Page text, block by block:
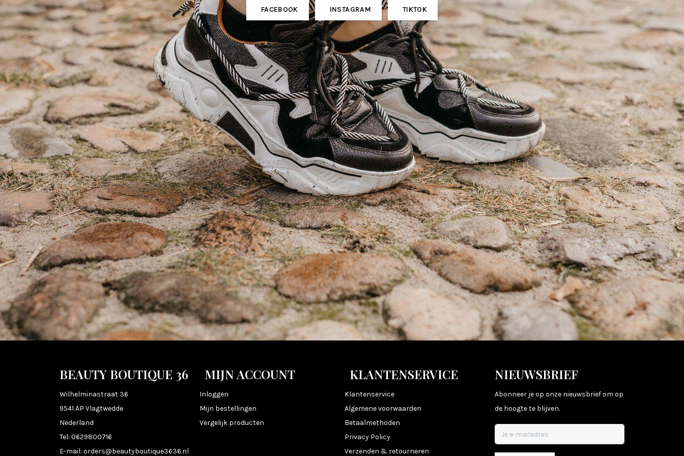
FACEBOOK INSTAGRAM TIKTOK
BEAUTY BOUTIQUE 36
Wilhelminastraat 36
9541 AP Vlagtwedde
Nederland
Tel: 0629800716
E-mail: orders@beautyboutique3636.nl
MIJN ACCOUNT
Inloggen
Mijn bestellingen
Vergelijk producten
KLANTENSERVICE
Klantenservice
Algemene voorwaarden
Betaalmethoden
Privacy Policy
Verzenden & retourneren
NIEUWSBRIEF
Abonneer je op onze nieuwsbrief om op
de hoogte te blijven.